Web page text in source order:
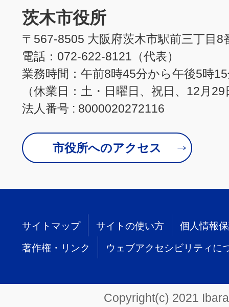
茨木市役所
〒567-8505 大阪府茨木市駅前三丁目8
電話：072-622-8121（代表）
業務時間：午前8時45分から午後5時
（休業日：土・日曜日、祝日、12月
法人番号 : 8000020272116
市役所へのアクセス
サイトマップ サイトの使い方 個人情報
著作権・リンク ウェブアクセシビリティに
Copyright(c) 2021